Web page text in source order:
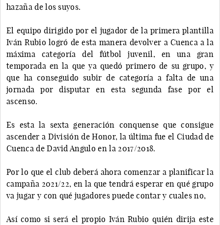
hazaña de los suyos.
El equipo dirigido por el jugador de la primera plantilla
Iván Rubio logró de esta manera devolver a Cuenca a la
máxima categoría del fútbol juvenil, en una gran
temporada en la que ya quedó primero de su grupo, y
que ha conseguido subir de categoría a falta de una
jornada por disputar en esta segunda fase por el
ascenso.
Es esta la sexta generación conquense que consigue
ascender a División de Honor, la última fue el Ciudad de
Cuenca de David Angulo en la 2017/2018.
Por lo que el club deberá ahora comenzar a planificar la
campaña 2021/22, en la que tendrá esperar en qué grupo
va jugar y con qué jugadores puede contar y cuales no,
Así como si será el propio Iván Rubio quién dirija este